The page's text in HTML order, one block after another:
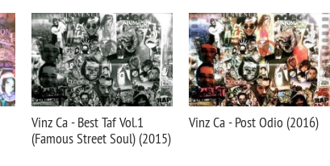
Vinz Ca - Best Taf Vol.1
(Famous Street Soul) (2015)
Vinz Ca - Post Odio (2016)